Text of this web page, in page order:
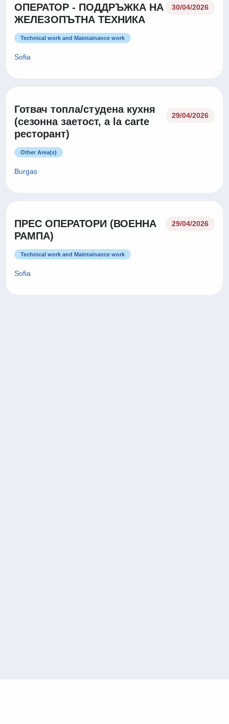
ОПЕРАТОР - ПОДДРЪЖКА НА
ЖЕЛЕЗОПЪТНА ТЕХНИКА
30/04/2026
Technical work and Maintainance work
Sofia
Готвач топла/студена кухня
(сезонна заетост, a la carte
ресторант)
29/04/2026
Other Area(s)
Burgas
ПРЕС ОПЕРАТОРИ (ВОЕННА
РАМПА)
29/04/2026
Technical work and Maintainance work
Sofia